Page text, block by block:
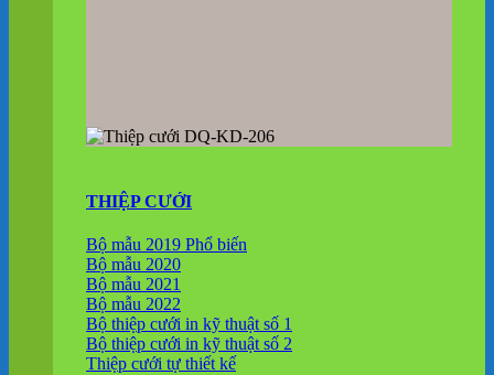
THIỆP CƯỚI
Bộ mẫu 2019
Bộ mẫu 2020
Bộ mẫu 2021
Bộ mẫu 2022
Bộ thiệp cưới in kỹ thuật số 1
Bộ thiệp cưới in kỹ thuật số 2
Thiệp cưới tự thiết kế